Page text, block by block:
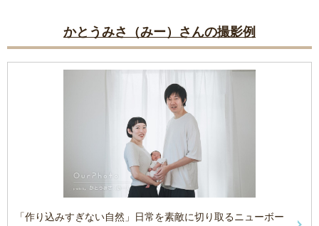
かとうみさ（みー）さんの撮影例
「作り込みすぎない自然」日常を素敵に切り取るニューボー